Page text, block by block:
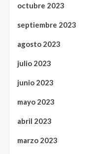
octubre 2023
septiembre 2023
agosto 2023
julio 2023
junio 2023
mayo 2023
abril 2023
marzo 2023